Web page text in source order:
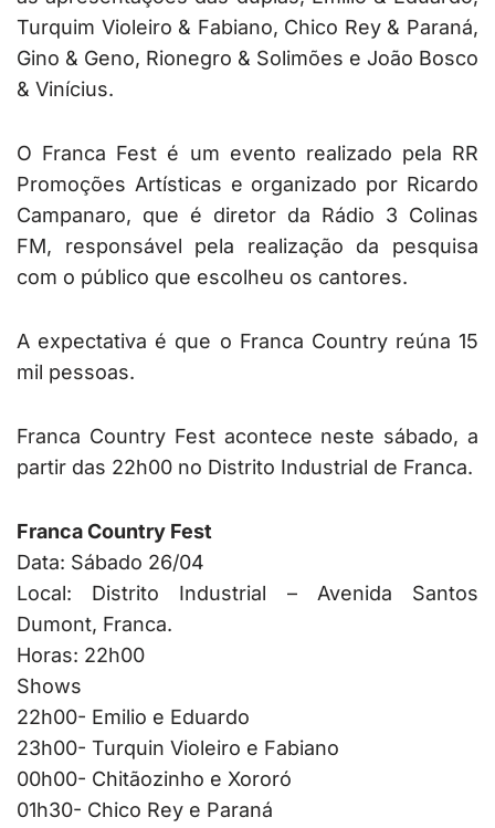
Turquim Violeiro & Fabiano, Chico Rey & Paraná,
Gino & Geno, Rionegro & Solimões e João Bosco
& Vinícius.
O Franca Fest é um evento realizado pela RR
Promoções Artísticas e organizado por Ricardo
Campanaro, que é diretor da Rádio 3 Colinas
FM, responsável pela realização da pesquisa
com o público que escolheu os cantores.
A expectativa é que o Franca Country reúna 15
mil pessoas.
Franca Country Fest acontece neste sábado, a
partir das 22h00 no Distrito Industrial de Franca.
Franca Country Fest
Data: Sábado 26/04
Local: Distrito Industrial – Avenida Santos
Dumont, Franca.
Horas: 22h00
Shows
22h00- Emilio e Eduardo
23h00- Turquin Violeiro e Fabiano
00h00- Chitãozinho e Xororó
01h30- Chico Rey e Paraná